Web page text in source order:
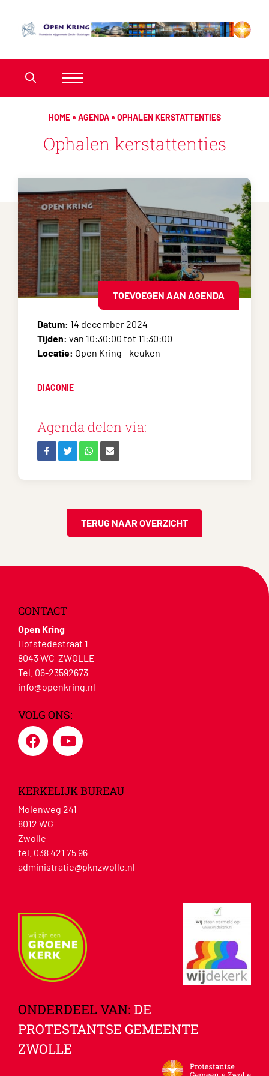
HOME»AGENDA»OPHALEN KERSTATTENTIES
Ophalen kerstattenties
TOEVOEGEN AAN AGENDA
Datum: 14 december 2024
Tijden: van 10:30:00 tot 11:30:00
Locatie: Open Kring - keuken
DIACONIE
Agenda delen via:
TERUG NAAR OVERZICHT
CONTACT
Open Kring
Hofstedestraat 1
8043 WC ZWOLLE
Tel. 06-23592673
info@openkring.nl
VOLG ONS:
KERKELIJK BUREAU
Molenweg 241
8012 WG
Zwolle
tel. 038 421 75 96
administratie@pknzwolle.nl
ONDERDEEL VAN: DE
PROTESTANTSE GEMEENTE
ZWOLLE